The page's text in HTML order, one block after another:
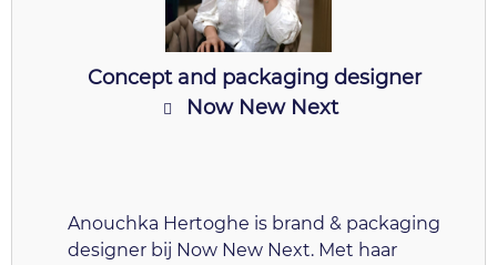
Concept and packaging designer
Now New Next
Anouchka Hertoghe is brand & packaging
designer bij Now New Next. Met haar